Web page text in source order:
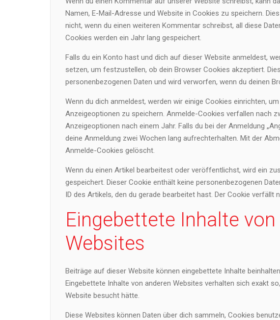
Namen, E-Mail-Adresse und Website in Cookies zu speichern.
nicht, wenn du einen weiteren Kommentar schreibst, all diese
Cookies werden ein Jahr lang gespeichert.
Falls du ein Konto hast und dich auf dieser Website anmeldest,
setzen, um festzustellen, ob dein Browser Cookies akzeptiert.
personenbezogenen Daten und wird verworfen, wenn du deinen
Wenn du dich anmeldest, werden wir einige Cookies einrichten,
Anzeigeoptionen zu speichern. Anmelde-Cookies verfallen nach
Anzeigeoptionen nach einem Jahr. Falls du bei der Anmeldung
deine Anmeldung zwei Wochen lang aufrechterhalten. Mit der
Anmelde-Cookies gelöscht.
Wenn du einen Artikel bearbeitest oder veröffentlichst, wird ein
gespeichert. Dieser Cookie enthält keine personenbezogenen
ID des Artikels, den du gerade bearbeitet hast. Der Cookie verfällt
Eingebettete Inhalte von
Websites
Beiträge auf dieser Website können eingebettete Inhalte
Eingebettete Inhalte von anderen Websites verhalten sich exakt
Website besucht hätte.
Diese Websites können Daten über dich sammeln, Cookies